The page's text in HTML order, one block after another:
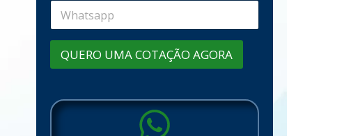
QUERO UMA COTAÇÃO AGORA